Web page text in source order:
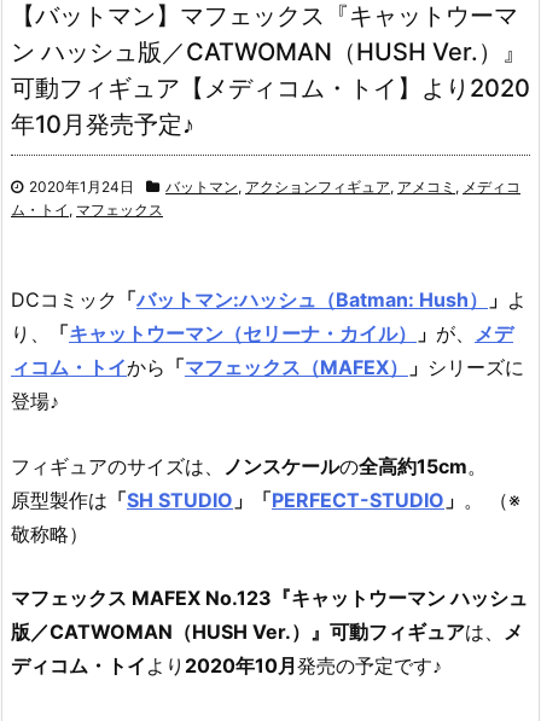
【バットマン】マフェックス『キャットウーマ
ン ハッシュ版／CATWOMAN（HUSH Ver.）』
可動フィギュア【メディコム・トイ】より2020
年10月発売予定♪
2020年1月24日 バットマン, アクションフィギュア, アメコミ , メディコ
ム・トイ , マフェックス
DCコミック 「バットマン:ハッシュ（Batman: Hush） 」 よ
り、
「キャットウーマン（セリーナ・カイル） 」 が、 メデ
ィコム・トイから 「マフェックス（MAFEX） 」 シリーズに
登場♪
フィギュアのサイズは、 ノンスケールの全高約15cm。
原型製作は 「SH STUDIO 」「PERFECT-STUDIO 」 。 （※
敬称略）
マフェックス MAFEX No.123『キャットウーマン ハッシュ
版／CATWOMAN（HUSH Ver.）』可動フィギュアは、 メ
ディコム・トイ より 2020年10月 発売の予定です♪